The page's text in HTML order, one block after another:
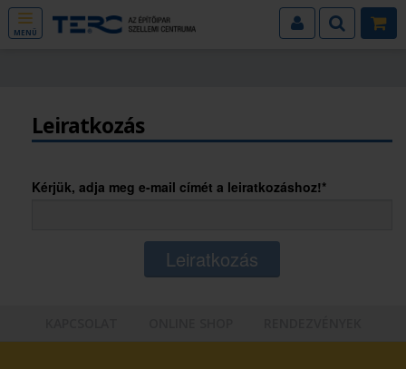
MENÜ
Leiratkozás
Kérjük, adja meg e-mail címét a leiratkozáshoz!*
Leiratkozás